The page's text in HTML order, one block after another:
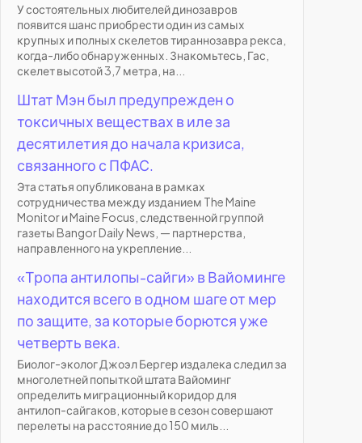
У состоятельных любителей динозавров
появится шанс приобрести один из самых
крупных и полных скелетов тираннозавра рекса,
когда-либо обнаруженных. Знакомьтесь, Гас,
скелет высотой 3,7 метра, на...
Штат Мэн был предупрежден о
токсичных веществах в иле за
десятилетия до начала кризиса,
связанного с ПФАС.
Эта статья опубликована в рамках
сотрудничества между изданием The Maine
Monitor и Maine Focus, следственной группой
газеты Bangor Daily News, — партнерства,
направленного на укрепление...
«Тропа антилопы-сайги» в Вайоминге
находится всего в одном шаге от мер
по защите, за которые борются уже
четверть века.
Биолог-эколог Джоэл Бергер издалека следил за
многолетней попыткой штата Вайоминг
определить миграционный коридор для
антилоп-сайгаков, которые в сезон совершают
перелеты на расстояние до 150 миль...